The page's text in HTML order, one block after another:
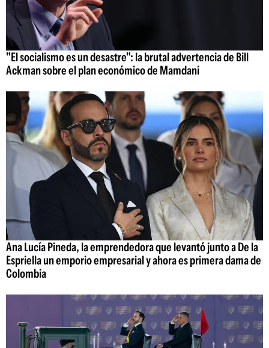
"El socialismo es un desastre": la brutal advertencia de Bill
Ackman sobre el plan económico de Mamdani
Ana Lucía Pineda, la emprendedora que levantó junto a De la
Espriella un emporio empresarial y ahora es primera dama de
Colombia